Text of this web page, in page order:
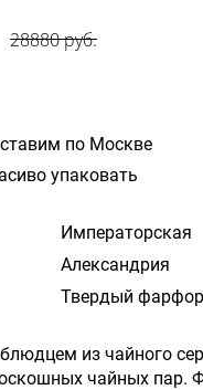
28880 руб.
по Москве
упаковать
Императорская
Александрия
Твердый фарфор
из чайного
чайных пар.